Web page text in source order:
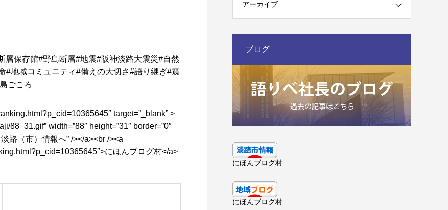
層保存館#野島断層#地震#阪神淡路大震災#自然
#地域コミュニティ#備えの大切さ#語り継ぎ#震
ごころ
target=”_blank” >
width=”88″ height=”31″ border=”0″
淡路（市）情報へ” /></a><br /><a
にほんブログ村</a>
アーカイブ
ブログ
にほんブログ村
にほんブログ村